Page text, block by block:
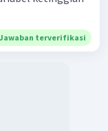
Jawaban terverifikasi